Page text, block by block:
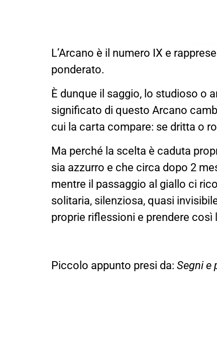
L’Arcano è il numero IX e
ponderato.
È dunque il saggio, lo studioso o
significato di questo Arcano
cui la carta compare: se dritta o
Ma perché la scelta è caduta
sia azzurro e che circa dopo 2
mentre il passaggio al giallo ci
solitaria, silenziosa, quasi
proprie riflessioni e prendere
Piccolo appunto presi da: Segni e